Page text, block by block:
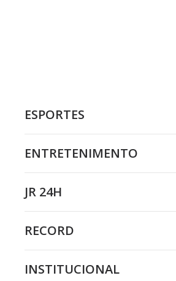
ESPORTES
ENTRETENIMENTO
JR 24H
RECORD
INSTITUCIONAL